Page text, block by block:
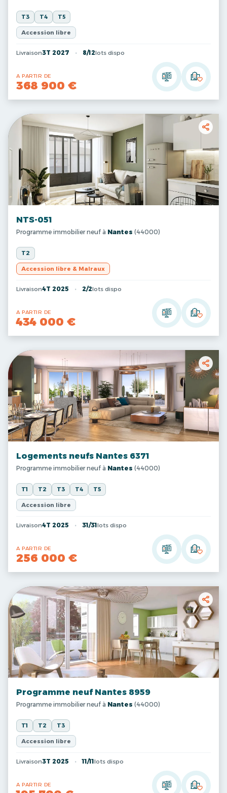
T3 T4 T5
Accession libre
Livraison3T 2027 8/12lots dispo
A PARTIR DE
368 900 €
NTS-051
Programme immobilier neuf à Nantes (44000)
T2
Accession libre & Malraux
Livraison4T 2025 2/2lots dispo
A PARTIR DE
434 000 €
Logements neufs Nantes 6371
Programme immobilier neuf à Nantes (44000)
T1 T2 T3 T4 T5
Accession libre
Livraison4T 2025 31/31 lots dispo
A PARTIR DE
256 000 €
Programme neuf Nantes 8959
Programme immobilier neuf à Nantes (44000)
T1 T2 T3
Accession libre
Livraison3T 2025 11/11 lots dispo
A PARTIR DE